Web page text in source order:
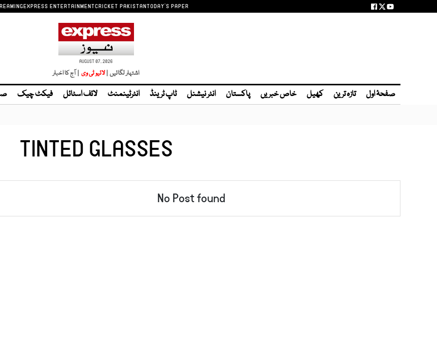
EXPRESS ENTERTAINMENTCRICKET PAKISTANTODAY'S PAPER
AUGUST 07, 2026
اشتہار لگائیں | | آج کا اخبار
صفحۂ اول تازہ ترین کھیل خاص خبریں پاکستان انٹر نیشنل ٹاپ ٹرینڈ انٹرٹینمنٹ لائف اسٹائل فیکٹ چیک
TINTED GLASSES
No Post found